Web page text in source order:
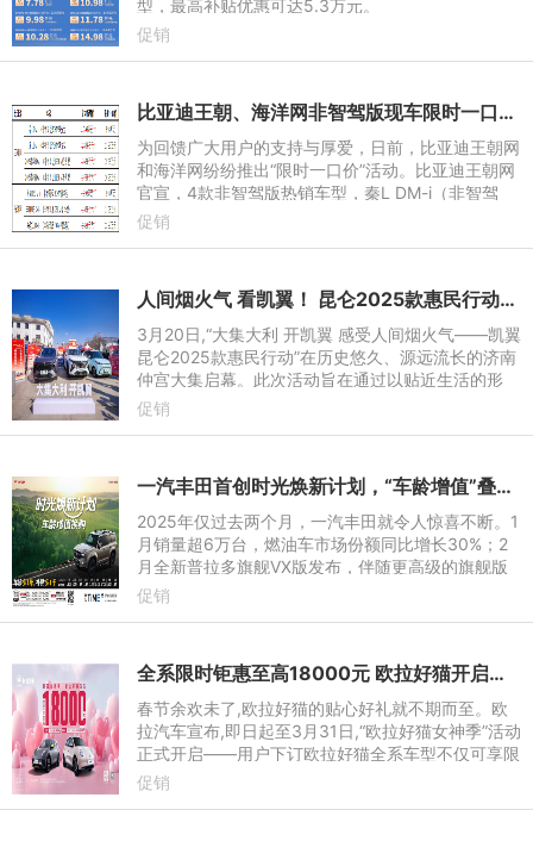
型，最高补贴优惠可达5.3万元。
促销
比亚迪王朝、海洋网非智驾版现车限时一口价，最低8.98万元起
为回馈广大用户的支持与厚爱，日前，比亚迪王朝网
和海洋网纷纷推出“限时一口价”活动。比亚迪王朝网
官宣，4款非智驾版热销车型，秦L DM-i（非智驾
版）限时一口价8.98万元起，宋L DM-i（非智驾
促销
人间烟火气 看凯翼！ 昆仑2025款惠民行动正式启动
3月20日,“大集大利 开凯翼 感受人间烟火气——凯翼
昆仑2025款惠民行动”在历史悠久、源远流长的济南
仲宫大集启幕。此次活动旨在通过以贴近生活的形
式,让广大消费者深切体会凯翼品牌以“实”为核心的价
促销
一汽丰田首创时光焕新计划，“车龄增值”叠加国补至高置换补贴3万元
2025年仅过去两个月，一汽丰田就令人惊喜不断。1
月销量超6万台，燃油车市场份额同比增长30%；2
月全新普拉多旗舰VX版发布，伴随更高级的旗舰版
的到来，全新普拉多形成了包括旗舰VX版、悍野WX
促销
全系限时钜惠至高18000元 欧拉好猫开启新年购车福利
春节余欢未了,欧拉好猫的贴心好礼就不期而至。欧
拉汽车宣布,即日起至3月31日,“欧拉好猫女神季”活动
正式开启——用户下订欧拉好猫全系车型不仅可享限
时现金钜惠12000元,如选择置换更可叠加至高1500
促销